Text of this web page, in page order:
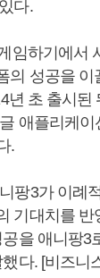
다.
임하기에서
의 성공을 이
초 출시된
애플리케이
.
팡3가 이례
기대치를 반
을 애니팡3
다. [비즈니